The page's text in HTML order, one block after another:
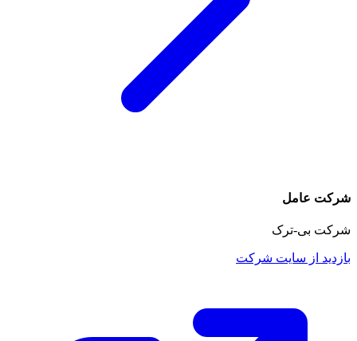
شرکت عامل
شرکت بی-ترک
بازدید از سایت شرکت